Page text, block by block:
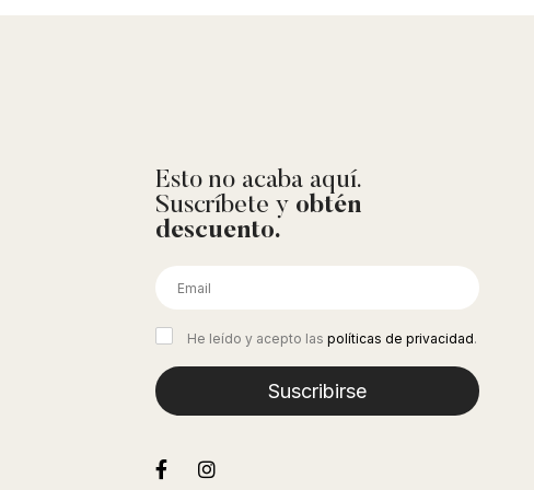
Esto no acaba aquí.
Suscríbete y obtén
descuento.
He leído y acepto las políticas de privacidad.
Suscribirse